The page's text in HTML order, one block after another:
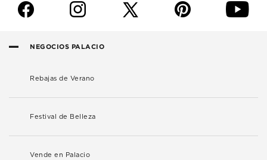
f i p y
NEGOCIOS PALACIO
Rebajas de Verano
Festival de Belleza
Vende en Palacio